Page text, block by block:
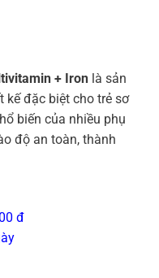
+ Iron là sản
kế đặc biệt cho trẻ sơ
biến của nhiều phụ
độ an toàn, thành
đ